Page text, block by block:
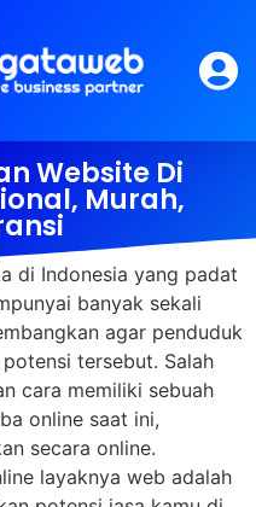
Website Di
Murah,
di Indonesia yang padat
banyak sekali
agar penduduk
tersebut. Salah
cara memiliki sebuah
online saat ini,
secara online.
layaknya web adalah